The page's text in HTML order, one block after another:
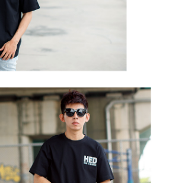
」時，將依據個別帳號之用戶狀況，依本公司即
；若仍有額度不足之情形，本公司將視審查結果
或使用他人資訊註冊。若發現惡意使用之情形，
權停止該用戶之使用額度並採取法律行動。